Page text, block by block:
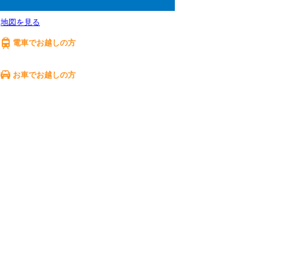
地図を見る
電車でお越しの方
お車でお越しの方